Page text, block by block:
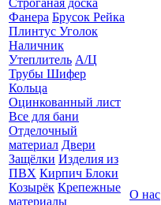
Строганая доска
Фанера Брусок Рейка
Плинтус Уголок
Наличник
Утеплитель А/Ц
Трубы Шифер
Кольца
Оцинкованный лист
Все для бани
Отделочный
материал Двери
Защёлки Изделия из
ПВХ Кирпич Блоки
Козырёк Крепежные
материалы
О нас